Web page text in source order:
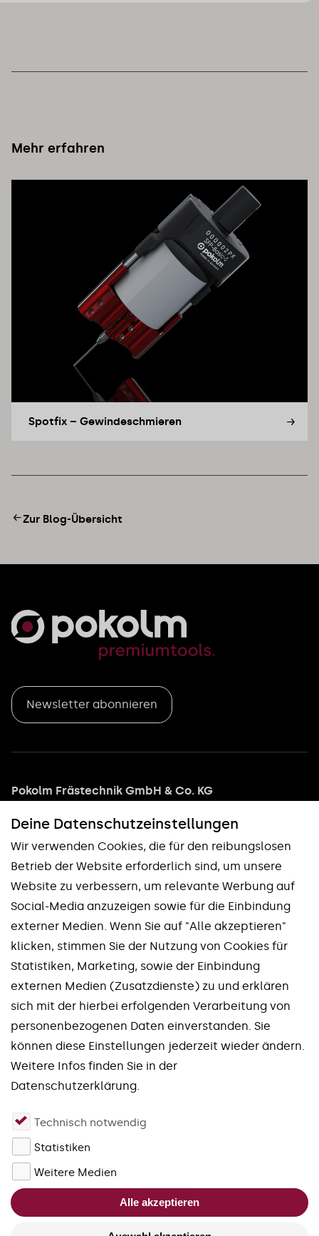
Bitte akzeptieren Sie die Cookies
für JivoChat, um den Live-Chat zu
nutzen.
Deine Datenschutz­einstellungen
Wir verwenden Cookies, die für den reibungslosen
Betrieb der Website erforderlich sind, um unsere
Website zu verbessern, um relevante Werbung auf
Social-Media anzuzeigen sowie für die Einbindung
externer Medien. Wenn Sie auf "Alle akzeptieren"
klicken, stimmen Sie der Nutzung von Cookies für
Statistiken, Marketing, sowie der Einbindung
externen Medien (Zusatzdienste) zu und erklären
sich mit der hierbei erfolgenden Verarbeitung von
personenbezogenen Daten einverstanden. Sie
können diese Einstellungen jederzeit wieder ändern.
Weitere Infos finden Sie in der
Datenschutzerklärung.
Technisch notwendig
Statistiken
Weitere Medien
Alle akzeptieren
Mehr erfahren
Spotfix – Gewindeschmieren
Zur Blog-Übersicht
Newsletter abonnieren
Pokolm Frästechnik GmbH & Co. KG
Adam-Opel-Straße 5
Unsere Marken
Spinworx®
Mirroworx®
Planworx®
Finworx®
Quadworx®
Forgefix®